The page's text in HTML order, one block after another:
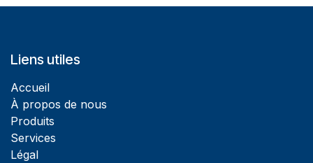
Liens utiles
Accueil
À propos de nous
Produits
Services
Légal